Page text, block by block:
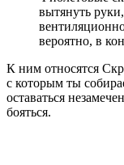
вытянуть
вероятно, в
К ним относятся
с которым ты
оставаться
бояться.